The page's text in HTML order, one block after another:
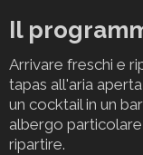
Il
Arrivare freschi e
tapas all'aria
un cocktail in un
albergo
ripartire.